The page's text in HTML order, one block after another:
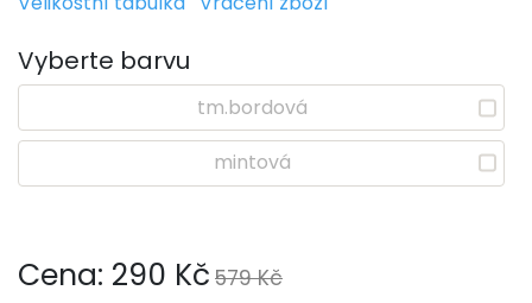
Vyberte barvu
tm.bordová
mintová
Cena: 290 Kč 579 Kč